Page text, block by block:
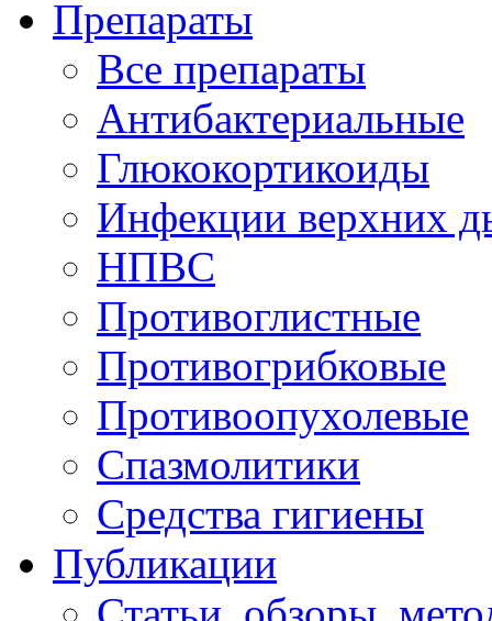
Препараты
Все препараты
Антибактериальные
Глюкокортикоиды
Инфекции верхних
НПВC
Противоглистные
Противогрибковые
Противоопухолевые
Спазмолитики
Средства гигиены
Публикации